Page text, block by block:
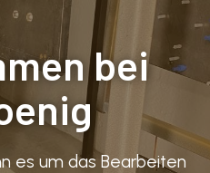
bei
es um das Bearbeiten